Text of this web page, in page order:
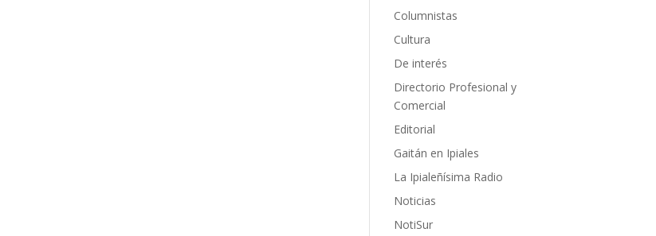
Columnistas
Cultura
De interés
Directorio Profesional y
Comercial
Editorial
Gaitán en Ipiales
La Ipialeñísima Radio
Noticias
NotiSur